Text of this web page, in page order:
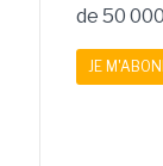
de 50
JE